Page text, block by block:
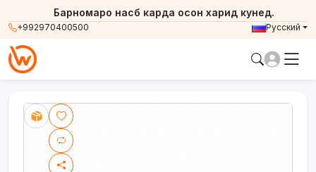
+992970400500
Барномаро насб карда осон харид кунед.
Русский